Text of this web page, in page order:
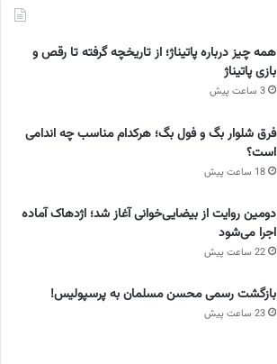
همه چیز درباره پاتیناژ؛ از تاریخچه گرفته تا رقص و
بازی پاتیناژ
3 ساعت پیش
فرق شلوار بگ و فول بگ؛ هرکدام مناسب چه اندامی
است؟
18 ساعت پیش
دومین روایت از بیضایی‌خوانی آغاز شد؛ اژدهاک آماده
اجرا می‌شود
22 ساعت پیش
بازگشت رسمی محسن مسلمان به پرسپولیس!
23 ساعت پیش